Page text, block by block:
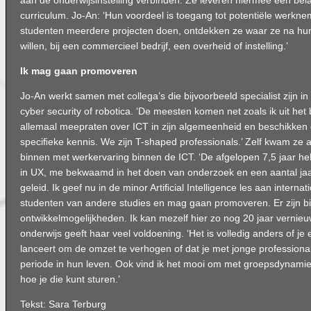
curriculum. Jo-An: ‘Hun voordeel is toegang tot potentiële
studenten meerdere projecten doen, ontdekken ze waar ze na
willen, bij een commercieel bedrijf, een overheid of instelling.’
Ik mag gaan promoveren
Jo-An werkt samen met collega’s die bijvoorbeeld specialist zijn
cyber security of robotica. ‘De meesten komen net zoals ik uit
allemaal meepraten over ICT in zijn algemeenheid en
speciﬁeke kennis. We zijn T-shaped professionals.’ Zelf kwam ze
binnen met werkervaring binnen de ICT. ‘De afgelopen 7,5 jaar
in UX, me bekwaamd in het doen van onderzoek en een aantal
geleid. Ik geef nu in de minor Artiﬁcial Intelligence les aan
studenten van andere studies en mag gaan promoveren. Er zijn
ontwikkelmogelijkheden. Ik kan mezelf hier zo nog 20 jaar
onderwijs geeft haar veel voldoening. ‘Het is volledig anders of je
lanceert om de omzet te verhogen of dat je met jonge
periode in hun leven. Ook vind ik het mooi om met
hoe je die kunt sturen.’
Tekst: Sara Terburg